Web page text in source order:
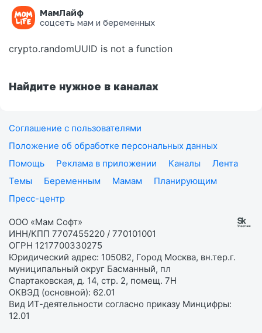
МамЛайф
соцсеть мам и беременных
Ошибка на странице
crypto.randomUUID is not a function
Найдите нужное в каналах
Соглашение с пользователями
Положение об обработке персональных данных
Помощь
Реклама в приложении Каналы
Лента
Темы
Беременным Мамам
Планирующим
Пресс-центр
ООО «Мам Софт»
ИНН/КПП 7707455220 / 770101001
ОГРН 1217700330275
Юридический адрес: 105082, Город Москва, вн.тер.г.
муниципальный округ Басманный, пл
Спартаковская, д. 14, стр. 2, помещ. 7Н
ОКВЭД (основной): 62.01
Вид ИТ-деятельности согласно приказу Минцифры:
12.01